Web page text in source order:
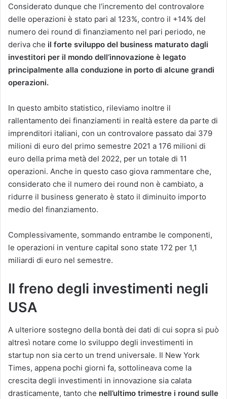
Considerato dunque che l’incremento del controvalore
delle operazioni è stato pari al 123%, contro il +14% del
numero dei round di finanziamento nel pari periodo, ne
deriva che il forte sviluppo del business maturato dagli
investitori per il mondo dell’innovazione è legato
principalmente alla conduzione in porto di alcune grandi
operazioni.
In questo ambito statistico, rileviamo inoltre il
rallentamento dei finanziamenti in realtà estere da parte di
imprenditori italiani, con un controvalore passato dai 379
milioni di euro del primo semestre 2021 a 176 milioni di
euro della prima metà del 2022, per un totale di 11
operazioni. Anche in questo caso giova rammentare che,
considerato che il numero dei round non è cambiato, a
ridurre il business generato è stato il diminuito importo
medio del finanziamento.
Complessivamente, sommando entrambe le componenti,
le operazioni in venture capital sono state 172 per 1,1
miliardi di euro nel semestre.
Il freno degli investimenti negli
USA
A ulteriore sostegno della bontà dei dati di cui sopra si può
altresì notare come lo sviluppo degli investimenti in
startup non sia certo un trend universale. Il New York
Times, appena pochi giorni fa, sottolineava come la
crescita degli investimenti in innovazione sia calata
drasticamente, tanto che nell’ultimo trimestre i round sulle